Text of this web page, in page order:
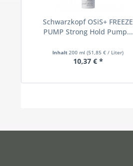
Schwarzkopf OSiS+ FREEZE
PUMP Strong Hold Pump...
Inhalt200 ml(51,85 € / Liter)
10,37 € *